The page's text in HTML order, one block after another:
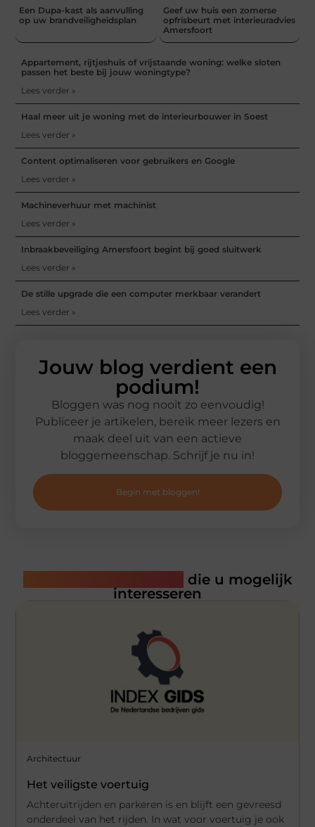
Een Dupa-kast als aanvulling
op uw brandveiligheidsplan
Geef uw huis een zomerse
opfrisbeurt met interieuradvies
Amersfoort
Appartement, rijtjeshuis of vrijstaande woning: welke sloten
passen het beste bij jouw woningtype?
Lees verder »
Haal meer uit je woning met de interieurbouwer in Soest
Lees verder »
Content optimaliseren voor gebruikers en Google
Lees verder »
Machineverhuur met machinist
Lees verder »
Inbraakbeveiliging Amersfoort begint bij goed sluitwerk
Lees verder »
De stille upgrade die een computer merkbaar verandert
Lees verder »
Jouw blog verdient een
podium!
Bloggen was nog nooit zo eenvoudig!
Publiceer je artikelen, bereik meer lezers en
maak deel uit van een actieve
bloggemeenschap. Schrijf je nu in!
Begin met bloggen!
die u mogelijk
interesseren
Architectuur
Het veiligste voertuig
Achteruitrijden en parkeren is en blijft een gevreesd
onderdeel van het rijden. In wat voor voertuig je ook